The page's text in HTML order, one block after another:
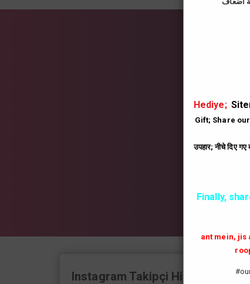
Instagram Takipçi Hilesi
Hediye;
Gift; Share
उपहार; नीचे दिए
Finally,
ant mein, jis